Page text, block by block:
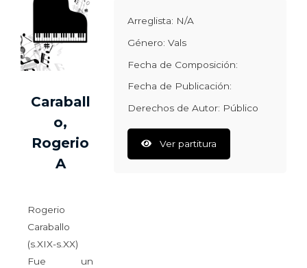
Caraball
o,
Rogerio
A
Rogerio
Caraballo
(s.XIX-s.XX)
Fue un
Arreglista: N/A
Género: Vals
Fecha de Composición:
Fecha de Publicación:
Derechos de Autor: Público
Ver partitura